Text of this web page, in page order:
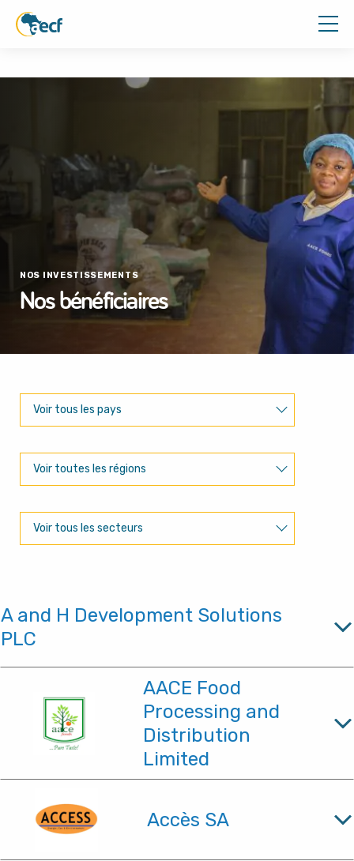
NOS INVESTISSEMENTS
Nos bénéficiaires
Filtrer par pays
Voir tous les pays
Filtrer par région
Voir toutes les régions
Filtrer par secteur
Voir tous les secteurs
A and H Development Solutions
PLC
AACE Food
Processing and
Distribution
Limited
Accès SA